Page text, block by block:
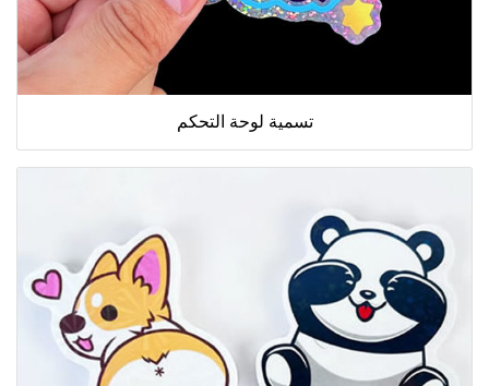
تسمية لوحة التحكم